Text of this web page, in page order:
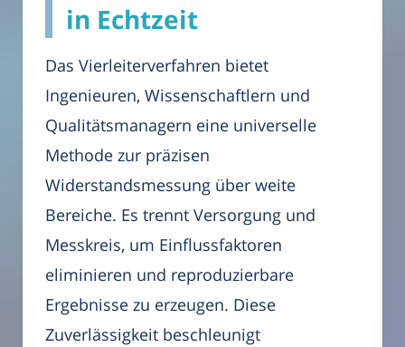
in Echtzeit
Das Vierleiterverfahren bietet
Ingenieuren, Wissenschaftlern und
Qualitätsmanagern eine universelle
Methode zur präzisen
Widerstandsmessung über weite
Bereiche. Es trennt Versorgung und
Messkreis, um Einflussfaktoren
eliminieren und reproduzierbare
Ergebnisse zu erzeugen. Diese
Zuverlässigkeit beschleunigt